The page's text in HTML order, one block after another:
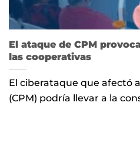
El ataque de CPM
las cooperativas
El ciberataque que afectó
(CPM) podría llevar a la